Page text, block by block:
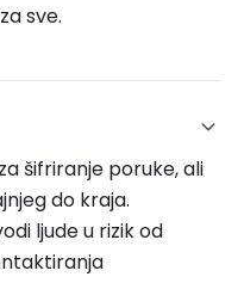
sve.
šifriranje poruke, ali
do kraja.
ljude u rizik od